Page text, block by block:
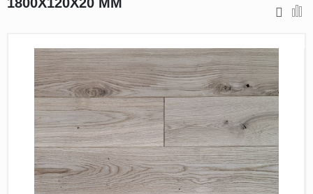
Инженерная доска
Паркетная доска
Полы для ванных комнат
Террасная доска
Пробковые покрытия
Ламинат
Виниловые покрытия